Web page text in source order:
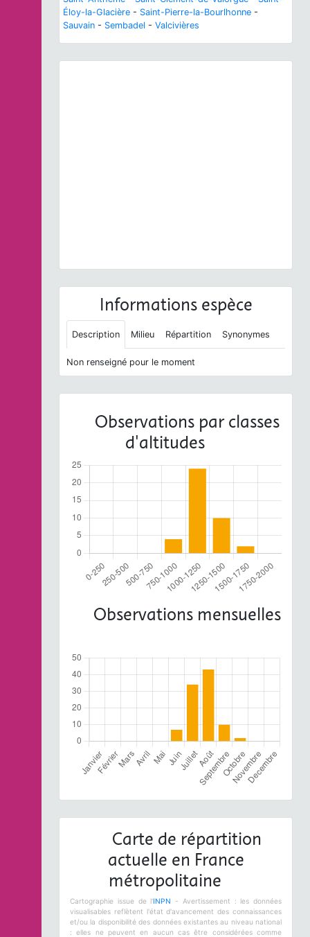
Éloy-la-Glacière - Saint-Pierre-la-Bourlhonne -
Sauvain - Sembadel - Valcivières
Informations espèce
Description Milieu Répartition Synonymes
Non renseigné pour le moment
Observations par classes
d'altitudes
Observations mensuelles
Carte de répartition
actuelle en France
métropolitaine
Cartographie issue de l'INPN
- Avertissement : les données
visualisables reflètent l'état d'avancement des connaissances
et/ou la disponibilité des données existantes au niveau national
: elles ne peuvent en aucun cas être considérées comme